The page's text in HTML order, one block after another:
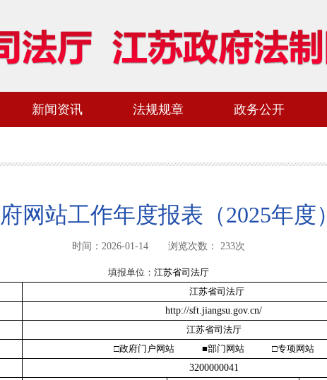
新闻资讯 法规规章 政务公开
网站工作年度报表（2025年度）
时间：2026-01-14 浏览次数： 233次
填报单位： 江苏省司法厅
江苏省司法厅
http://sft.jiangsu.gov.cn/
江苏省司法厅
□政府门户网站 ■部门网站 □专项网站
3200000041